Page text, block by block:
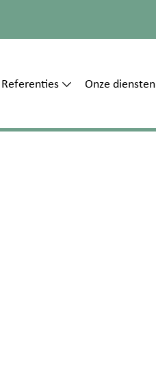
Referenties Onze diensten